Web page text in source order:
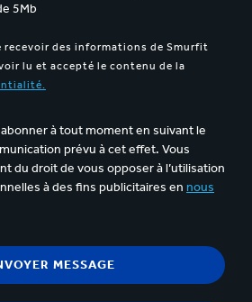
5Mb
recevoir des informations de Smurfit
lu et accepté le contenu de la
à tout moment en suivant le
prévu à cet effet. Vous
du droit de vous opposer à l’utilisation
à des fins publicitaires en nous